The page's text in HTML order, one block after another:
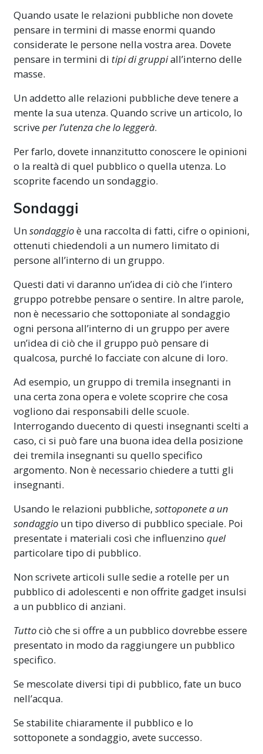
Quando usate le relazioni pubbliche non dovete
pensare in termini di masse enormi quando
considerate le persone nella vostra area. Dovete
pensare in termini di tipi di gruppiall’interno delle
masse.
Un addetto alle relazioni pubbliche deve tenere a
mente la sua utenza. Quando scrive un articolo, lo
scriveper l’utenza che lo leggerà.
Per farlo, dovete innanzitutto conoscere le opinioni
o la realtà di quel pubblico o quella utenza. Lo
scoprite facendo un sondaggio.
Sondaggi
Unsondaggioè una raccolta di fatti, cifre o opinioni,
ottenuti chiedendoli a un numero limitato di
persone all’interno di un gruppo.
Questi dati vi daranno un’idea di ciò che l’intero
gruppo potrebbe pensare o sentire. In altre parole,
non è necessario che sottoponiate al sondaggio
ogni persona all’interno di un gruppo per avere
un’idea di ciò che il gruppo può pensare di
qualcosa, purché lo facciate con alcune di loro.
Ad esempio, un gruppo di tremila insegnanti in
una certa zona opera e volete scoprire che cosa
vogliono dai responsabili delle scuole.
Interrogando duecento di questi insegnanti scelti a
caso, ci si può fare una buona idea della posizione
dei tremila insegnanti su quello specifico
argomento. Non è necessario chiedere a tutti gli
insegnanti.
Usando le relazioni pubbliche, sottoponete a un
sondaggio un tipo diverso di pubblico speciale. Poi
presentate i materiali così che influenzino quel
particolare tipo di pubblico.
Non scrivete articoli sulle sedie a rotelle per un
pubblico di adolescenti e non offrite gadget insulsi
a un pubblico di anziani.
Tuttociò che si offre a un pubblico dovrebbe essere
presentato in modo da raggiungere un pubblico
specifico.
Se mescolate diversi tipi di pubblico, fate un buco
nell’acqua.
Se stabilite chiaramente il pubblico e lo
sottoponete a sondaggio, avete successo.